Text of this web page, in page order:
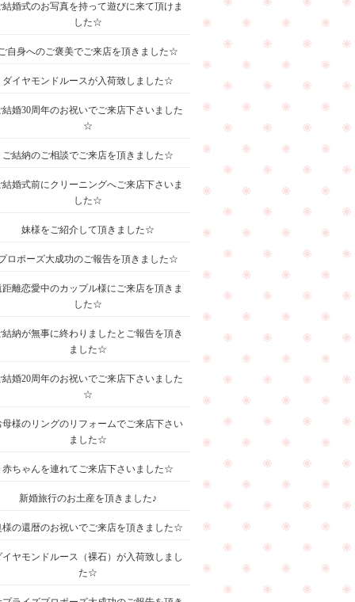
結婚式のお写真を持って遊びに来て頂けま
した☆
自身へのご褒美でご来店を頂きました☆
ダイヤモンドルースが入荷致しました☆
結婚30周年のお祝いでご来店下さいました
☆
ご結納のご相談でご来店を頂きました☆
結婚式前にクリーニングへご来店下さいま
した☆
妹様をご紹介して頂きました☆
ロポーズ大成功のご報告を頂きました☆
距離恋愛中のカップル様にご来店を頂きま
した☆
結納が無事に終わりましたとご報告を頂き
ました☆
結婚20周年のお祝いでご来店下さいました
☆
母様のリングのリフォームでご来店下さい
ました☆
赤ちゃんを連れてご来店下さいました☆
新婚旅行のお土産を頂きました♪
様の還暦のお祝いでご来店を頂きました☆
イヤモンドルース（裸石）が入荷致しまし
た☆